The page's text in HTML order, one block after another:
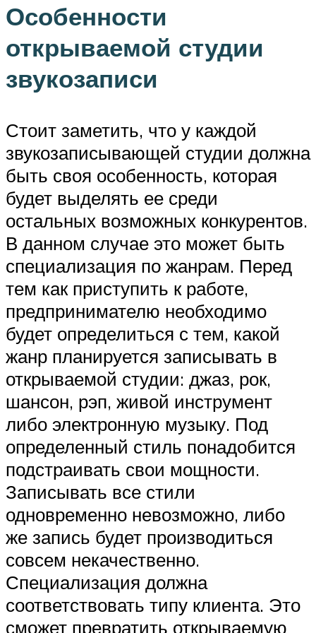
Особенности
открываемой студии
звукозаписи
Стоит заметить, что у каждой
звукозаписывающей студии должна
быть своя особенность, которая
будет выделять ее среди
остальных возможных конкурентов.
В данном случае это может быть
специализация по жанрам. Перед
тем как приступить к работе,
предпринимателю необходимо
будет определиться с тем, какой
жанр планируется записывать в
открываемой студии: джаз, рок,
шансон, рэп, живой инструмент
либо электронную музыку. Под
определенный стиль понадобится
подстраивать свои мощности.
Записывать все стили
одновременно невозможно, либо
же запись будет производиться
совсем некачественно.
Специализация должна
соответствовать типу клиента. Это
сможет превратить открываемую